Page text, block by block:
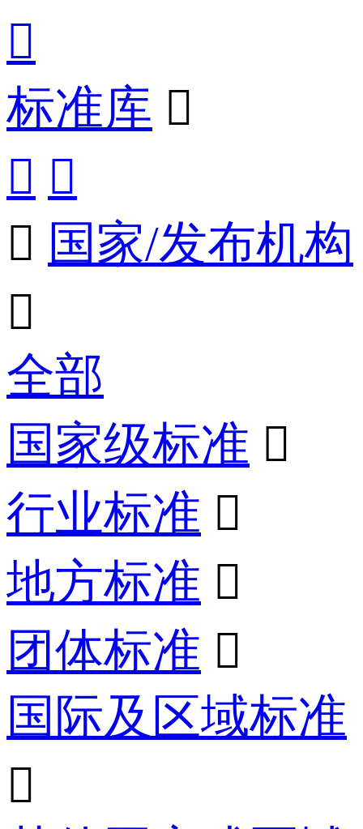

标准库 
 
 国家/发布机构

全部
国家级标准 
行业标准 
地方标准 
团体标准 
国际及区域标准
